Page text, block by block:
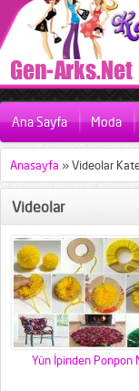
Ana Sayfa Moda
Anasayfa »Videolar
Videolar
Yün İpinden Ponpon